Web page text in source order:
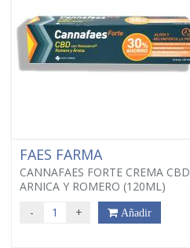
FAES FARMA
CANNAFAES FORTE CREMA CBD
ARNICA Y ROMERO (120ML)
- + Añadir